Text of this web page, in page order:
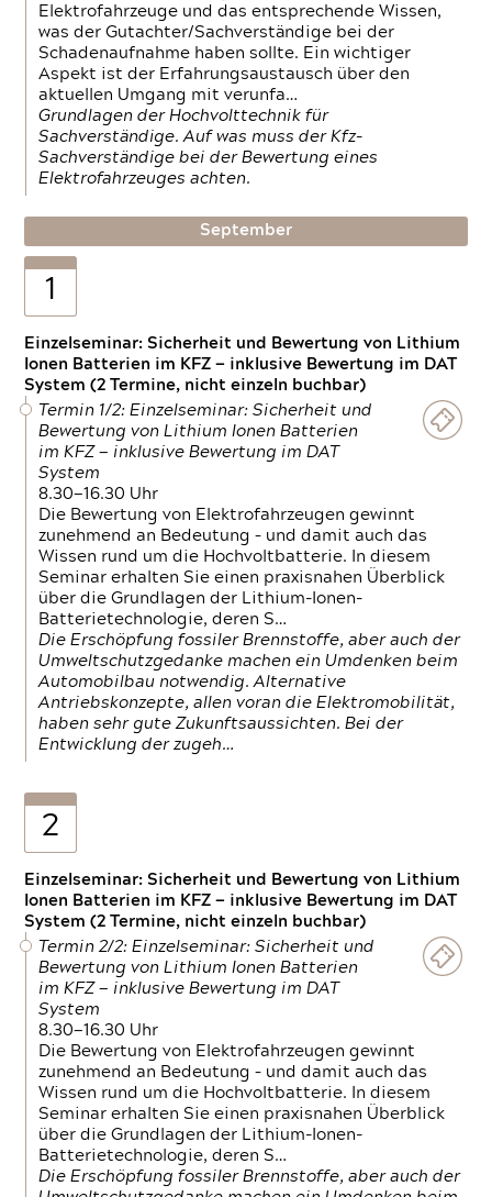
Elektrofahrzeuge und das entsprechende Wissen,
was der Gutachter/Sachverständige bei der
Schadenaufnahme haben sollte. Ein wichtiger
Aspekt ist der Erfahrungsaustausch über den
aktuellen Umgang mit verunfa…
Grundlagen der Hochvolttechnik für
Sachverständige. Auf was muss der Kfz-
Sachverständige bei der Bewertung eines
Elektrofahrzeuges achten.
September
1
Einzelseminar: Sicherheit und Bewertung von Lithium
Ionen Batterien im KFZ — inklusive Bewertung im DAT
System (2 Termine, nicht einzeln buchbar)
Termin 1/2: Einzelseminar: Sicherheit und
Bewertung von Lithium Ionen Batterien
im KFZ — inklusive Bewertung im DAT
System
8.30—16.30 Uhr
Die Bewertung von Elektrofahrzeugen gewinnt
zunehmend an Bedeutung – und damit auch das
Wissen rund um die Hochvoltbatterie. In diesem
Seminar erhalten Sie einen praxisnahen Überblick
über die Grundlagen der Lithium-Ionen-
Batterietechnologie, deren S…
Die Erschöpfung fossiler Brennstoffe, aber auch der
Umweltschutzgedanke machen ein Umdenken beim
Automobilbau notwendig. Alternative
Antriebskonzepte, allen voran die Elektromobilität,
haben sehr gute Zukunftsaussichten. Bei der
Entwicklung der zugeh…
2
Einzelseminar: Sicherheit und Bewertung von Lithium
Ionen Batterien im KFZ — inklusive Bewertung im DAT
System (2 Termine, nicht einzeln buchbar)
Termin 2/2: Einzelseminar: Sicherheit und
Bewertung von Lithium Ionen Batterien
im KFZ — inklusive Bewertung im DAT
System
8.30—16.30 Uhr
Die Bewertung von Elektrofahrzeugen gewinnt
zunehmend an Bedeutung – und damit auch das
Wissen rund um die Hochvoltbatterie. In diesem
Seminar erhalten Sie einen praxisnahen Überblick
über die Grundlagen der Lithium-Ionen-
Batterietechnologie, deren S…
Die Erschöpfung fossiler Brennstoffe, aber auch der